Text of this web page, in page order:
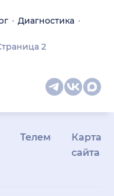
Диагностика
2
Телемедицина
Карта
сайта